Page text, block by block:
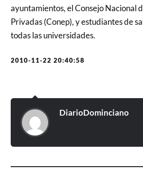
ayuntamientos, el Consejo Nacional
Privadas (Conep), y estudiantes de
todas las universidades.
2010-11-22 20:40:58
DiarioDominciano